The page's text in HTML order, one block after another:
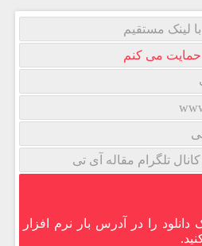
با لینک مستقیم
حمایت می کنم
تلگرام مقاله آی تی
دانلود را در آدرس بار نرم افزار